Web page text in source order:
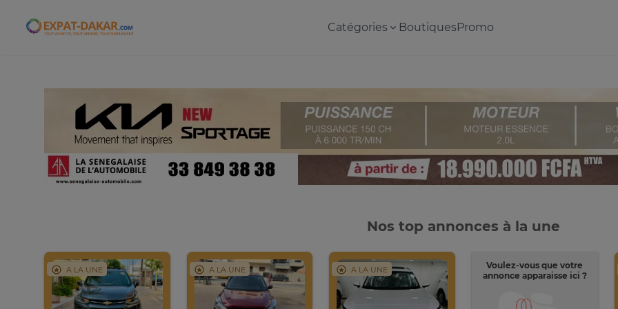
Expat-Dakar Catégories BoutiquesPromo
Nos top annonces à la une
A LA UNE A LA UNE A LA UNE
Voulez-vous que votre
annonce apparaisse ici ?